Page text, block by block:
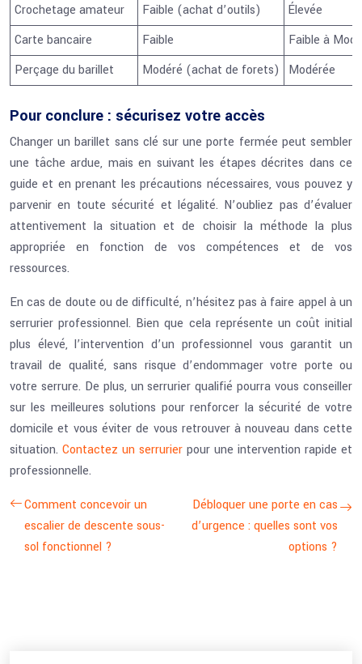
Crochetage amateur
Faible (achat d’outils)
Élevée
Carte bancaire
Faible
Faible à
Perçage du barillet
Modéré (achat de forets) Modérée
Pour conclure : sécurisez votre accès
Changer un barillet sans clé sur une porte fermée peut sembler
une tâche ardue, mais en suivant les étapes décrites dans ce
guide et en prenant les précautions nécessaires, vous pouvez y
parvenir en toute sécurité et légalité. N’oubliez pas d’évaluer
attentivement la situation et de choisir la méthode la plus
appropriée en fonction de vos compétences et de vos
ressources.
En cas de doute ou de difficulté, n’hésitez pas à faire appel à un
serrurier professionnel. Bien que cela représente un coût initial
plus élevé, l’intervention d’un professionnel vous garantit un
travail de qualité, sans risque d’endommager votre porte ou
votre serrure. De plus, un serrurier qualifié pourra vous conseiller
sur les meilleures solutions pour renforcer la sécurité de votre
domicile et vous éviter de vous retrouver à nouveau dans cette
situation. Contactez un serrurier pour une intervention rapide et
professionnelle.
Comment concevoir un
escalier de descente sous-
sol fonctionnel ?
Débloquer une porte en cas
d’urgence : quelles sont vos
options ?